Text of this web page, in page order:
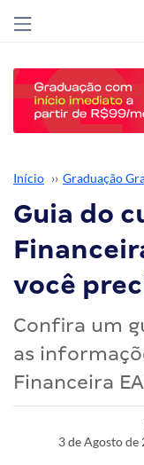
Início ›› Graduação
Guia do
você
Confira um
as
Financeira
3 de Agosto